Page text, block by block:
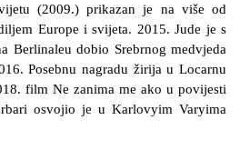
(2009.) prikazan je na više od
Europe i svijeta. 2015. Jude je s
Berlinaleu dobio Srebrnog medvjeda
Posebnu nagradu žirija u Locarnu
film Ne zanima me ako u povijesti
osvojio je u Karlovyim Varyima